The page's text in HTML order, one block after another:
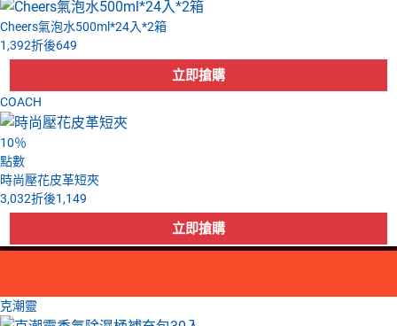
Cheers氣泡水500ml*24入*2箱
1,392折後649
COACH
10％
點數
時尚壓花皮革短夾
3,032折後1,149
克潮靈